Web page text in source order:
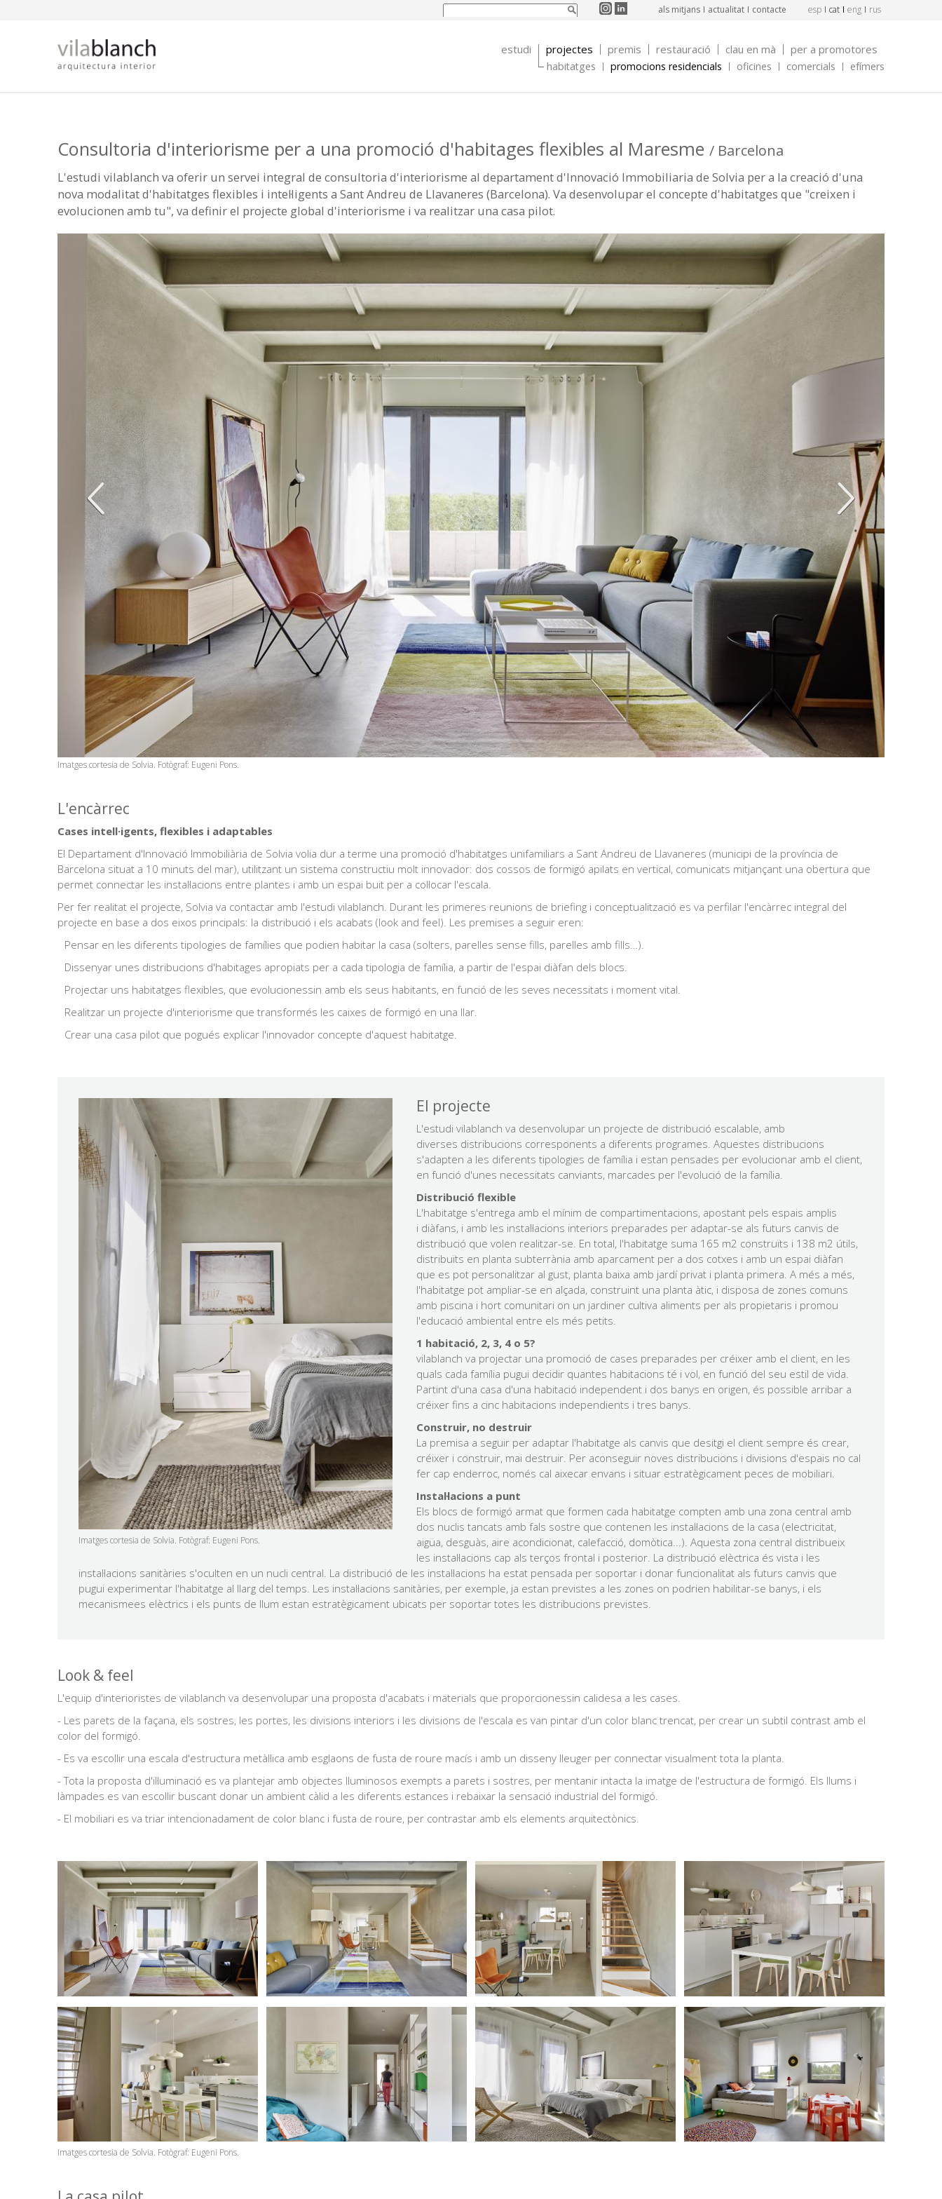
Formulari de cerca als mitjans actualitat contacte esp cat eng rus
estudi projectes
habitatges promocions residencials oficines comercials efímers
premis restauració clau en mà per a promotores
Consultoria d'interiorisme per a una promoció d'habitages flexibles al Maresme / Barcelona
L'estudi vilablanch va oferir un servei integral de consultoria d'interiorisme al departament d'Innovació Immobiliaria de Solvia per a la creació d'una
nova modalitat d'habitatges flexibles i intel·ligents a Sant Andreu de Llavaneres (Barcelona). Va desenvolupar el concepte d'habitatges que "creixen i
evolucionen amb tu", va definir el projecte global d'interiorisme i va realitzar una casa pilot.
Anterior Siguiente
Imatges cortesia de Solvia. Fotògraf: Eugeni Pons.
L'encàrrec
Cases intell·igents, flexibles i adaptables
El Departament d'Innovació Immobiliària de Solvia volia dur a terme una promoció d'habitatges unifamiliars a Sant Andreu de Llavaneres (municipi de la província de
Barcelona situat a 10 minuts del mar), utilitzant un sistema constructiu molt innovador: dos cossos de formigó apilats en vertical, comunicats mitjançant una obertura que
permet connectar les instal·lacions entre plantes i amb un espai buit per a col·locar l'escala.
Per fer realitat el projecte, Solvia va contactar amb l'estudi vilablanch. Durant les primeres reunions de briefing i conceptualització es va perfilar l'encàrrec integral del
projecte en base a dos eixos principals: la distribució i els acabats (look and feel). Les premises a seguir eren:
Pensar en les diferents tipologies de famílies que podien habitar la casa (solters, parelles sense fills, parelles amb fills…).
Dissenyar unes distribucions d'habitages apropiats per a cada tipologia de família, a partir de l'espai diàfan dels blocs.
Projectar uns habitatges flexibles, que evolucionessin amb els seus habitants, en funció de les seves necessitats i moment vital.
Realitzar un projecte d'interiorisme que transformés les caixes de formigó en una llar.
Crear una casa pilot que pogués explicar l'innovador concepte d'aquest habitatge.
Imatges cortesia de Solvia. Fotògraf: Eugeni Pons.
El projecte
L'estudi vilablanch va desenvolupar un projecte de distribució escalable, amb
diverses distribucions corresponents a diferents programes. Aquestes distribucions
s'adapten a les diferents tipologies de família i estan pensades per evolucionar amb el client,
en funció d'unes necessitats canviants, marcades per l'evolució de la família.
Distribució flexible
L'habitatge s'entrega amb el mínim de compartimentacions, apostant pels espais amplis
i diàfans, i amb les instal·lacions interiors preparades per adaptar-se als futurs canvis de
distribució que volen realitzar-se. En total, l'habitatge suma 165 m2 construïts i 138 m2 útils,
distribuïts en planta subterrània amb aparcament per a dos cotxes i amb un espai diàfan
que es pot personalitzar al gust, planta baixa amb jardí privat i planta primera. A més a més,
l'habitatge pot ampliar-se en alçada, construint una planta àtic, i disposa de zones comuns
amb piscina i hort comunitari on un jardiner cultiva aliments per als propietaris i promou
l'educació ambiental entre els més petits.
1 habitació, 2, 3, 4 o 5?
vilablanch va projectar una promoció de cases preparades per créixer amb el client, en les
quals cada família pugui decidir quantes habitacions té i vol, en funció del seu estil de vida.
Partint d'una casa d'una habitació independent i dos banys en origen, és possible arribar a
créixer fins a cinc habitacions independients i tres banys.
Construir, no destruir
La premisa a seguir per adaptar l'habitatge als canvis que desitgi el client sempre és crear,
créixer i construir, mai destruir. Per aconseguir noves distribucions i divisions d'espais no cal
fer cap enderroc, només cal aixecar envans i situar estratègicament peces de mobiliari.
Instal·lacions a punt
Els blocs de formigó armat que formen cada habitatge compten amb una zona central amb
dos nuclis tancats amb fals sostre que contenen les instal·lacions de la casa (electricitat,
aigüa, desguàs, aire acondicionat, calefacció, domòtica...). Aquesta zona central distribueix
les instal·lacions cap als terços frontal i posterior. La distribució elèctrica és vista i les
instal·lacions sanitàries s'oculten en un nucli central. La distribució de les instal·lacions ha estat pensada per soportar i donar funcionalitat als futurs canvis que
pugui experimentar l'habitatge al llarg del temps. Les instal·lacions sanitàries, per exemple, ja estan previstes a les zones on podrien habilitar-se banys, i els
mecanismees elèctrics i els punts de llum estan estratègicament ubicats per soportar totes les distribucions previstes.
Look & feel
L'equip d'interioristes de vilablanch va desenvolupar una proposta d'acabats i materials que proporcionessin calidesa a les cases.
- Les parets de la façana, els sostres, les portes, les divisions interiors i les divisions de l'escala es van pintar d'un color blanc trencat, per crear un subtil contrast amb el
color del formigó.
- Es va escollir una escala d'estructura metàl·lica amb esglaons de fusta de roure macís i amb un disseny lleuger per connectar visualment tota la planta.
- Tota la proposta d'il·luminació es va plantejar amb objectes lluminosos exempts a parets i sostres, per mentanir intacta la imatge de l'estructura de formigó. Els llums i
làmpades es van escollir buscant donar un ambient càlid a les diferents estances i rebaixar la sensació industrial del formigó.
- El mobiliari es va triar intencionadament de color blanc i fusta de roure, per contrastar amb els elements arquitectònics.
Imatges cortesia de Solvia. Fotògraf: Eugeni Pons.